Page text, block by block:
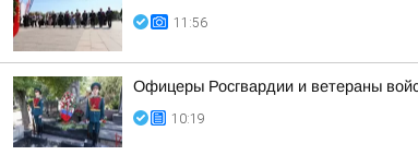
11:56
Офицеры Росгвардии и ветераны
10:19